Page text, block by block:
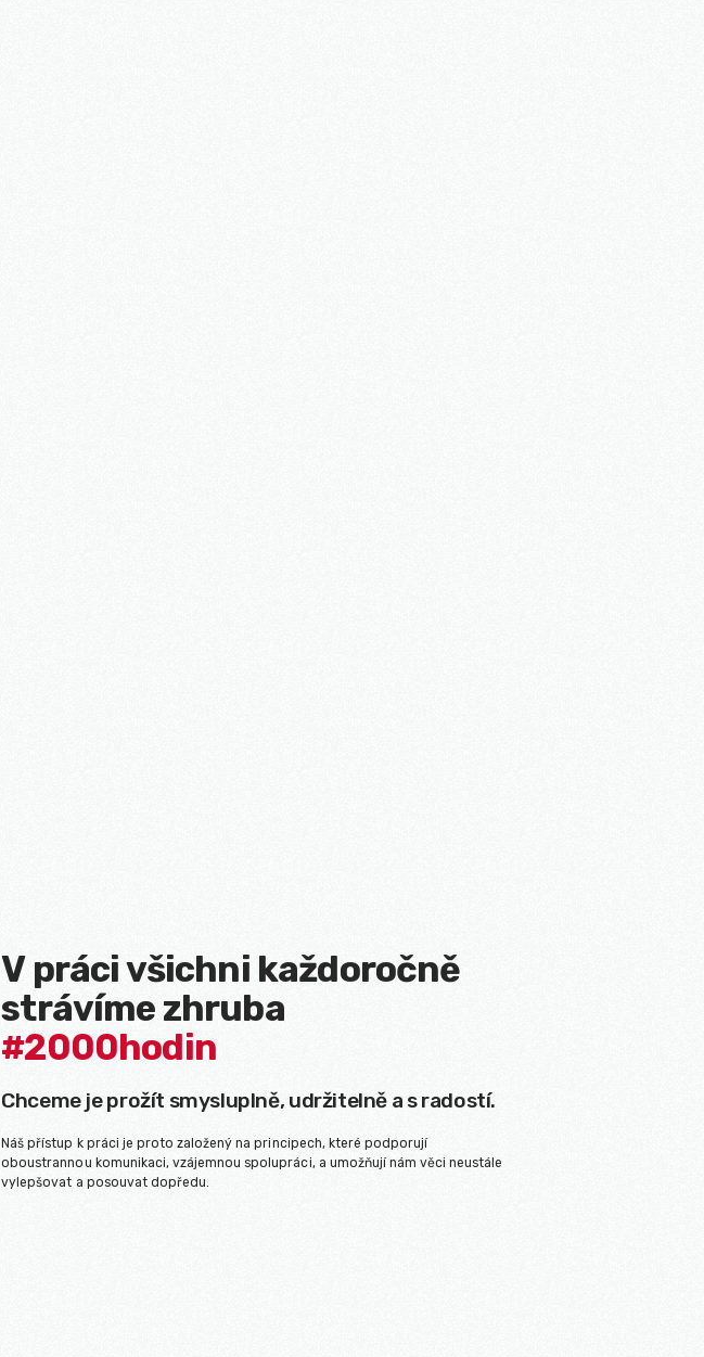
V práci všichni každoročně
strávíme zhruba
#2000hodin
Chceme je prožít smysluplně, udržitelně a s radostí.
Náš přístup k práci je proto založený na principech, které podporují
oboustrannou komunikaci, vzájemnou spolupráci, a umožňují nám věci neustále
vylepšovat a posouvat dopředu.